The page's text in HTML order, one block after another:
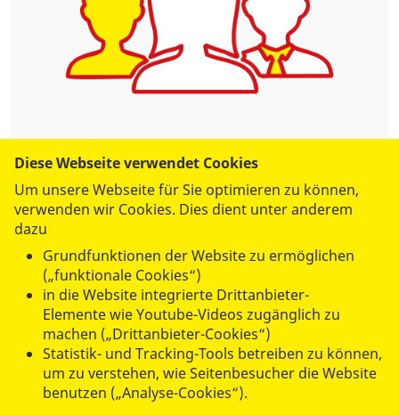
Katja Laudemann
Referentin Globales Programm WASH und Klimawandel
Mobil Nummer: +49172 2368269
k.laudemann@asb.de
Arbeiter-Samariter-Bund
Deutschland e. V.
Alte Jakobstraße 79-80
10179 Berlin
Diese Webseite verwendet Cookies
Um unsere Webseite für Sie optimieren zu können,
verwenden wir Cookies. Dies dient unter anderem
dazu
Grundfunktionen der Website zu ermöglichen
(„funktionale Cookies“)
in die Website integrierte Drittanbieter-
Elemente wie Youtube-Videos zugänglich zu
machen („Drittanbieter-Cookies“)
Statistik- und Tracking-Tools betreiben zu können,
um zu verstehen, wie Seitenbesucher die Website
benutzen („Analyse-Cookies“).